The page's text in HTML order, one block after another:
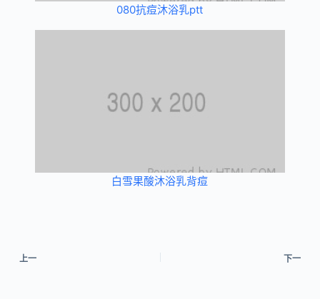
080抗痘沐浴乳ptt
白雪果酸沐浴乳背痘
上一 下一